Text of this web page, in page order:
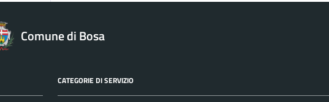
Comune di Bosa
CATEGORIE DI SERVIZIO